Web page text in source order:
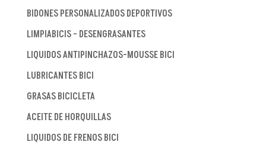
BIDONES PERSONALIZADOS DEPORTIVOS
LIMPIABICIS - DESENGRASANTES
LIQUIDOS ANTIPINCHAZOS-MOUSSE BICI
LUBRICANTES BICI
GRASAS BICICLETA
ACEITE DE HORQUILLAS
LIQUIDOS DE FRENOS BICI